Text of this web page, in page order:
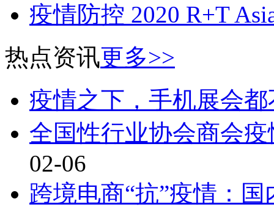
疫情防控 2020 R+T
热点资讯更多>>
疫情之下，手机展会
全国性行业协会商会
02-06
跨境电商“抗”疫情：